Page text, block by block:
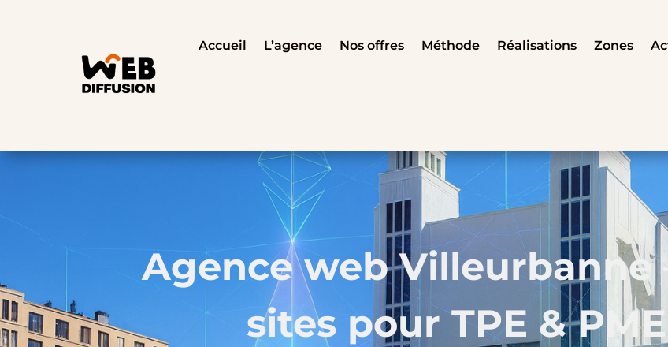
Accueil L’agence Nos offres Méthode Réalisations Zones
Agence web Villeurbanne
sites pour TPE &